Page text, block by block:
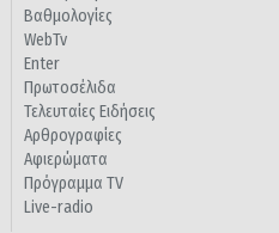
Βαθμολογίες
WebTv
Enter
Πρωτοσέλιδα
Τελευταίες Ειδήσεις
Αρθρογραφίες
Αφιερώματα
Πρόγραμμα TV
Live-radio